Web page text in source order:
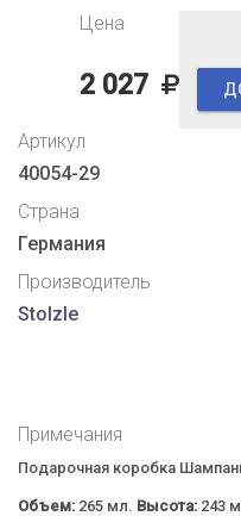
Цена
2 027
Артикул
40054-29
Страна
Германия
Производитель
Stolzle
Примечания
Подарочная коробка
Объем: 265 мл. Высота: 243